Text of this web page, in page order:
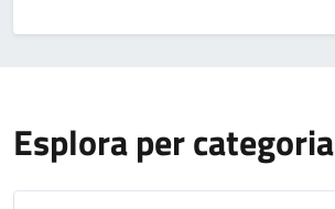
Esplora per categoria